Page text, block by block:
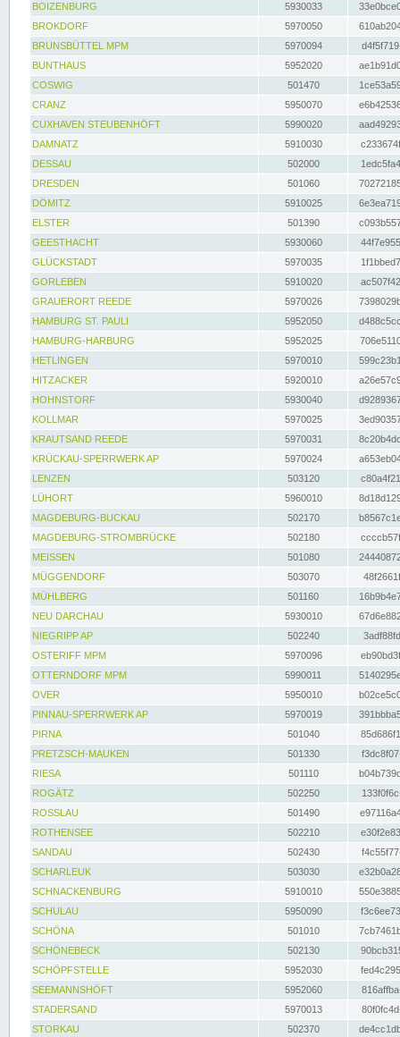
BOIZENBURG
5930033
BROKDORF
5970050
BRUNSBÜTTEL MPM
5970094
BUNTHAUS
5952020
COSWIG
501470
CRANZ
5950070
CUXHAVEN STEUBENHÖFT
5990020
DAMNATZ
5910030
DESSAU
502000
DRESDEN
501060
DÖMITZ
5910025
ELSTER
501390
GEESTHACHT
5930060
GLÜCKSTADT
5970035
GORLEBEN
5910020
GRAUERORT REEDE
5970026
HAMBURG ST. PAULI
5952050
HAMBURG-HARBURG
5952025
HETLINGEN
5970010
HITZACKER
5920010
HOHNSTORF
5930040
KOLLMAR
5970025
KRAUTSAND REEDE
5970031
KRÜCKAU-SPERRWERK AP
5970024
LENZEN
503120
LÜHORT
5960010
MAGDEBURG-BUCKAU
502170
MAGDEBURG-STROMBRÜCKE
502180
MEISSEN
501080
MÜGGENDORF
503070
MÜHLBERG
501160
NEU DARCHAU
5930010
NIEGRIPP AP
502240
OSTERIFF MPM
5970096
OTTERNDORF MPM
5990011
OVER
5950010
PINNAU-SPERRWERK AP
5970019
PIRNA
501040
PRETZSCH-MAUKEN
501330
RIESA
501110
ROGÄTZ
502250
ROSSLAU
501490
ROTHENSEE
502210
SANDAU
502430
SCHARLEUK
503030
SCHNACKENBURG
5910010
SCHULAU
5950090
SCHÖNA
501010
SCHÖNEBECK
502130
SCHÖPFSTELLE
5952030
SEEMANNSHÖFT
5952060
STADERSAND
5970013
STORKAU
502370